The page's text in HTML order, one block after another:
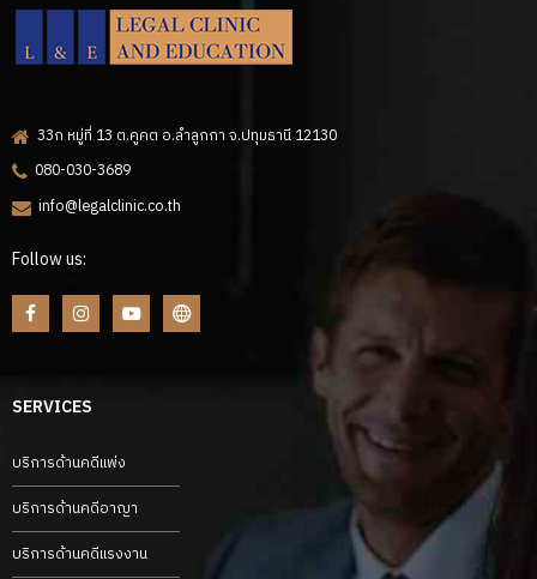
33ก หมู่ที่ 13 ต.คูคต อ.ลำลูกกา จ.ปทุมธานี 12130
080-030-3689
info@legalclinic.co.th
Follow us:
SERVICES
บริการด้านคดีแพ่ง
บริการด้านคดีอาญา
บริการด้านคดีแรงงาน